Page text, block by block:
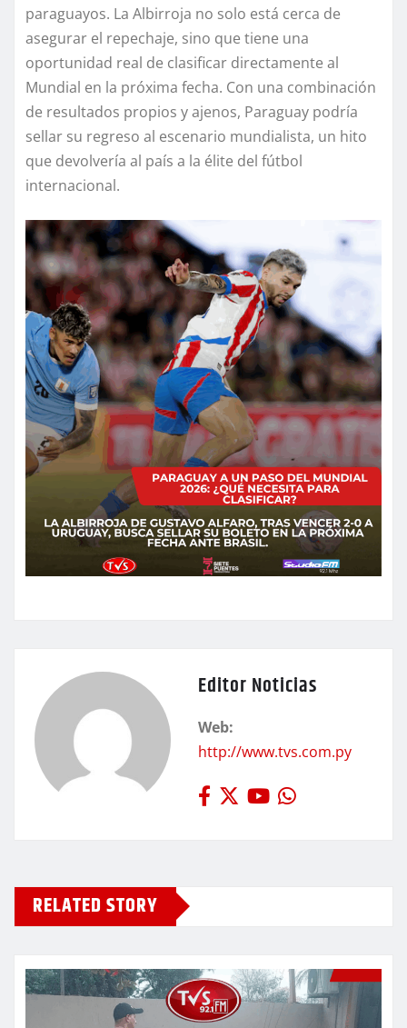
paraguayos. La Albirroja no solo está cerca de
asegurar el repechaje, sino que tiene una
oportunidad real de clasificar directamente al
Mundial en la próxima fecha. Con una combinación
de resultados propios y ajenos, Paraguay podría
sellar su regreso al escenario mundialista, un hito
que devolvería al país a la élite del fútbol
internacional.
Editor Noticias
Web:
http://www.tvs.com.py
RELATED STORY